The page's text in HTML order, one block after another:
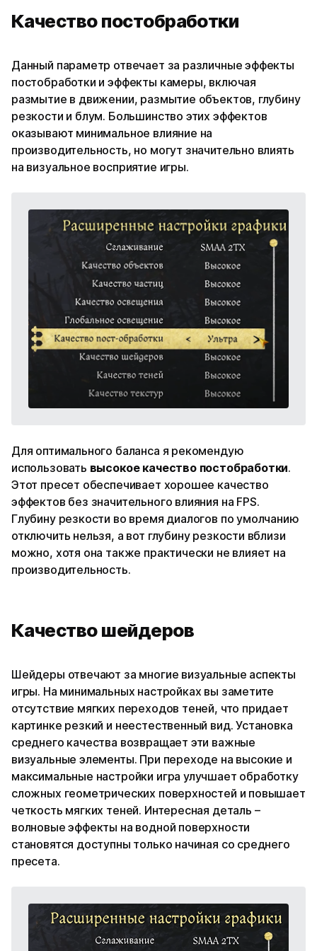
Качество постобработки
Данный параметр отвечает за различные эффекты
постобработки и эффекты камеры, включая
размытие в движении, размытие объектов, глубину
резкости и блум. Большинство этих эффектов
оказывают минимальное влияние на
производительность, но могут значительно влиять
на визуальное восприятие игры.
Для оптимального баланса я рекомендую
использовать высокое качество постобработки.
Этот пресет обеспечивает хорошее качество
эффектов без значительного влияния на FPS.
Глубину резкости во время диалогов по умолчанию
отключить нельзя, а вот глубину резкости вблизи
можно, хотя она также практически не влияет на
производительность.
Качество шейдеров
Шейдеры отвечают за многие визуальные аспекты
игры. На минимальных настройках вы заметите
отсутствие мягких переходов теней, что придает
картинке резкий и неестественный вид. Установка
среднего качества возвращает эти важные
визуальные элементы. При переходе на высокие и
максимальные настройки игра улучшает обработку
сложных геометрических поверхностей и повышает
четкость мягких теней. Интересная деталь –
волновые эффекты на водной поверхности
становятся доступны только начиная со среднего
пресета.